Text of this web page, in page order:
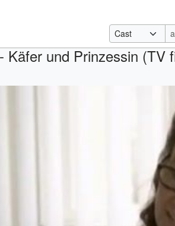
Käfer und Prinzessin (TV